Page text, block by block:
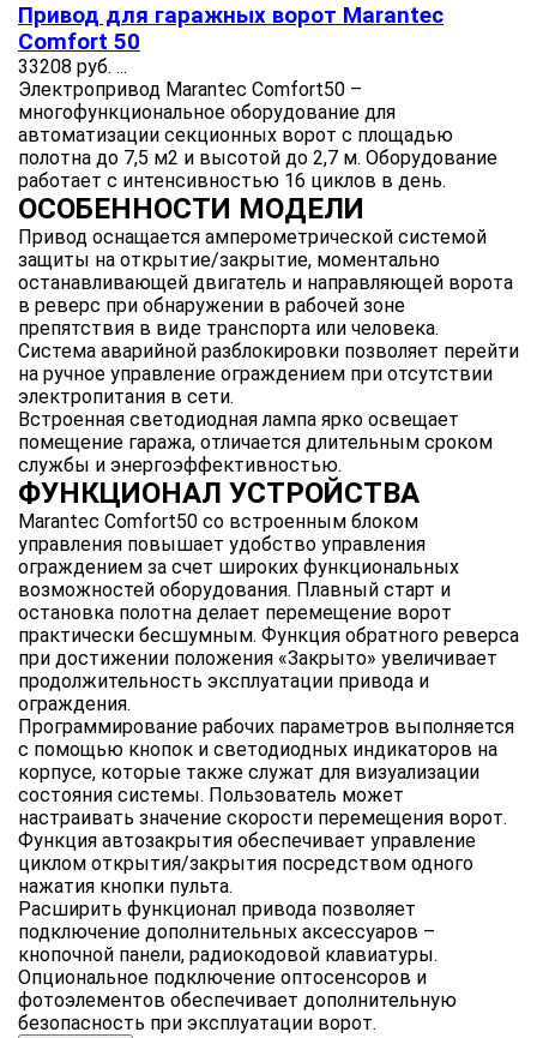
Привод для гаражных ворот Marantec
Comfort 50
33208 руб. ...
Электропривод Marantec Comfort50 –
многофункциональное оборудование для
автоматизации секционных ворот с площадью
полотна до 7,5 м2 и высотой до 2,7 м. Оборудование
работает с интенсивностью 16 циклов в день.
ОСОБЕННОСТИ МОДЕЛИ
Привод оснащается амперометрической системой
защиты на открытие/закрытие, моментально
останавливающей двигатель и направляющей ворота
в реверс при обнаружении в рабочей зоне
препятствия в виде транспорта или человека.
Система аварийной разблокировки позволяет перейти
на ручное управление ограждением при отсутствии
электропитания в сети.
Встроенная светодиодная лампа ярко освещает
помещение гаража, отличается длительным сроком
службы и энергоэффективностью.
ФУНКЦИОНАЛ УСТРОЙСТВА
Marantec Comfort50 со встроенным блоком
управления повышает удобство управления
ограждением за счет широких функциональных
возможностей оборудования. Плавный старт и
остановка полотна делает перемещение ворот
практически бесшумным. Функция обратного реверса
при достижении положения «Закрыто» увеличивает
продолжительность эксплуатации привода и
ограждения.
Программирование рабочих параметров выполняется
с помощью кнопок и светодиодных индикаторов на
корпусе, которые также служат для визуализации
состояния системы. Пользователь может
настраивать значение скорости перемещения ворот.
Функция автозакрытия обеспечивает управление
циклом открытия/закрытия посредством одного
нажатия кнопки пульта.
Расширить функционал привода позволяет
подключение дополнительных аксессуаров –
кнопочной панели, радиокодовой клавиатуры.
Опциональное подключение оптосенсоров и
фотоэлементов обеспечивает дополнительную
безопасность при эксплуатации ворот.